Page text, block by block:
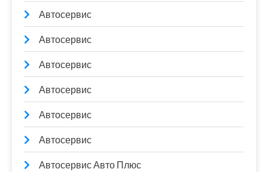
Автосервис
Автосервис
Автосервис
Автосервис
Автосервис
Автосервис
Автосервис Авто Плюс